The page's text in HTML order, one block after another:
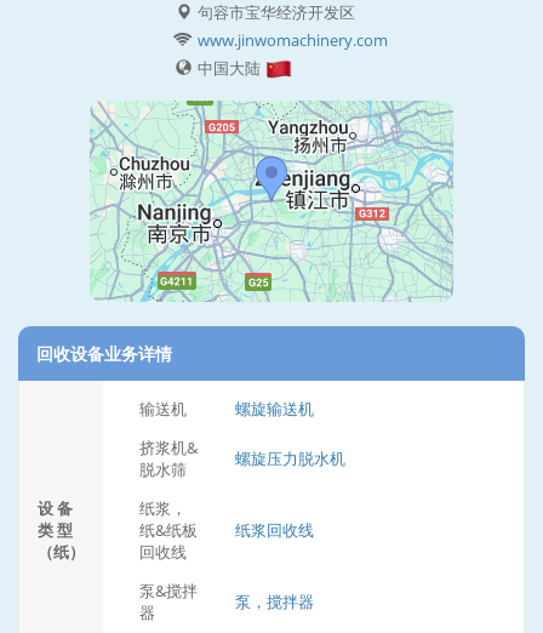
句容市宝华经济开发区
www.jinwomachinery.com
中国大陆
回收设备业务详情
设 备
类 型
（纸）
输送机
螺旋输送机
挤浆机&
脱水筛
螺旋压力脱水机
纸浆，
纸&纸板
回收线
纸浆回收线
泵&搅拌
器
泵，搅拌器